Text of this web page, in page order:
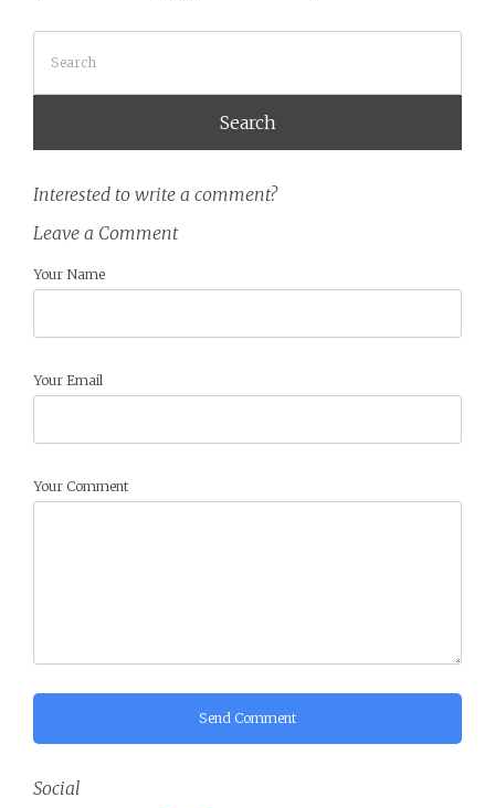
Interested to write a comment?
Leave a Comment
Your Name
Your Email
Your Comment
Send Comment
Social